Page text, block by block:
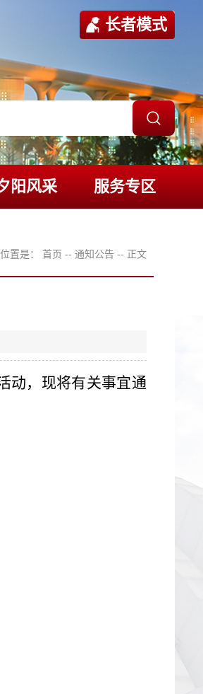
长者模式
阳风采 服务专区
置是： 首页 -- 通知公告 -- 正文
动，现将有关事宜通